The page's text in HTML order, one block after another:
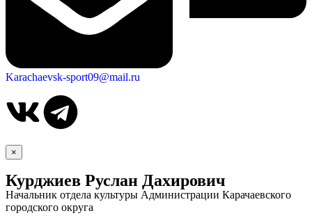
Karachaevsk-sport09@mail.ru
×
Курджиев Руслан Дахирович
Начальник отдела культуры Администрации Карачаевского
городского округа